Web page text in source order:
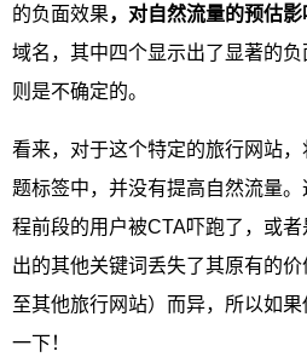
的负面效果，对自然流量的预估
域名，其中四个显示出了显著的
则是不确定的。
看来，对于这个特定的旅行网站
题标签中，并没有提高自然流量
程前段的用户被CTA吓跑了，或
出的其他关键词丢失了其原有的
至其他旅行网站）而异，所以如
一下！